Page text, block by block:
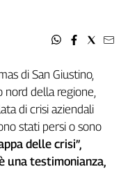
di San Giustino,
nord della regione,
di crisi aziendali
stati persi o sono
delle crisi”,
una testimonianza,